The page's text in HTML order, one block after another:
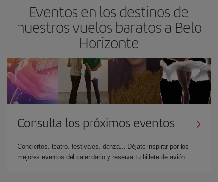
Eventos en los destinos de
nuestros vuelos baratos a Belo
Horizonte
Consulta los próximos eventos
Conciertos, teatro, festivales, danza... Déjate inspirar por los
mejores eventos del calendario y reserva tu billete de avión